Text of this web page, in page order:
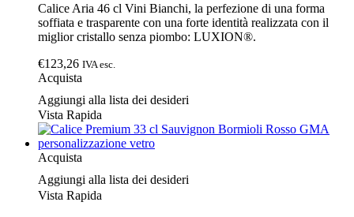
Calice Aria 46 cl Vini Bianchi, la perfezione di una forma
soffiata e trasparente con una forte identità realizzata con il
miglior cristallo senza piombo: LUXION®.
€123,26 IVA esc.
Acquista
Aggiungi alla lista dei desideri
Vista Rapida
Acquista
Aggiungi alla lista dei desideri
Vista Rapida